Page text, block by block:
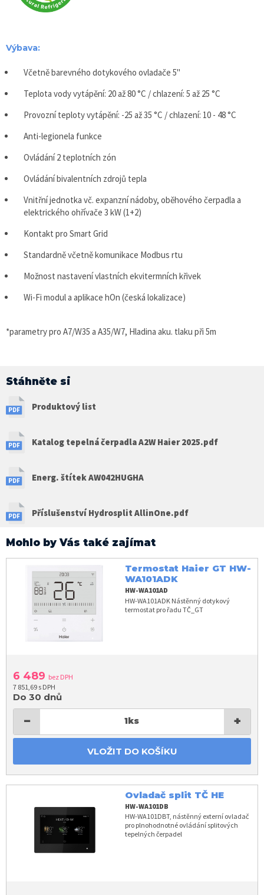
Výbava:
Včetně barevného dotykového ovladače 5"
Teplota vody vytápění: 20 až 80 °C / chlazení: 5 až 25 °C
Provozní teploty vytápění: -25 až 35 °C / chlazení: 10 - 48 °C
Anti-legionela funkce
Ovládání 2 teplotních zón
Ovládání bivalentních zdrojů tepla
Vnitřní jednotka vč. expanzní nádoby, oběhového čerpadla a
elektrického ohřívače 3 kW (1+2)
Kontakt pro Smart Grid
Standardně včetně komunikace Modbus rtu
Možnost nastavení vlastních ekvitermních křivek
Wi-Fi modul a aplikace hOn (česká lokalizace)
*parametry pro A7/W35 a A35/W7, Hladina aku. tlaku při 5m
Stáhněte si
Produktový list
Katalog tepelná čerpadla A2W Haier 2025.pdf
Energ. štítek AW042HUGHA
Příslušenství Hydrosplit AllinOne.pdf
Mohlo by Vás také zajímat
Termostat Haier GT HW-
WA101ADK
HW-WA101AD
HW-WA101ADK Nástěnný dotykový
termostat pro řadu TČ_GT
6 489 bez DPH
7 851,69 s DPH
Do 30 dnů
− 1ks +
VLOŽIT DO KOŠÍKU
Ovladač split TČ HE
HW-WA101DB
HW-WA101DBT, nástěnný externí ovladač
pro plnohodnotné ovládání splitových
tepelných čerpadel